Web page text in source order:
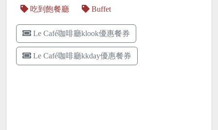
吃到飽餐廳 Buffet
Le Café咖啡廳klook優惠餐券
Le Café咖啡廳kkday優惠餐券